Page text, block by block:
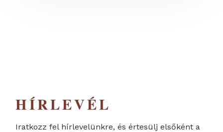
HÍRLEVÉL
Iratkozz fel hírlevelünkre, és értesülj elsőként a